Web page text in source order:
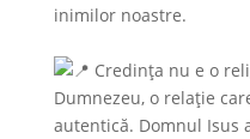
inimilor noastre.
Credința nu e o
Dumnezeu, o relație
autentică. Domnul